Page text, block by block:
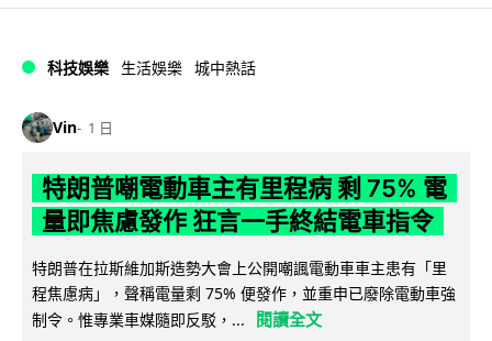
科技娛樂 生活娛樂 城中熱話
Vin 1 日
特朗普嘲電動車主有里程病 剩 75% 電
量即焦慮發作 狂言一手終結電車指令
特朗普在拉斯維加斯造勢大會上公開嘲諷電動車車主患有「里
程焦慮病」，聲稱電量剩 75% 便發作，並重申已廢除電動車強
制令。惟專業車媒隨即反駁，...
閱讀全文